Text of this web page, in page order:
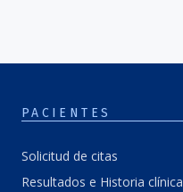
PACIENTES
Solicitud de citas
Resultados e Historia clínica